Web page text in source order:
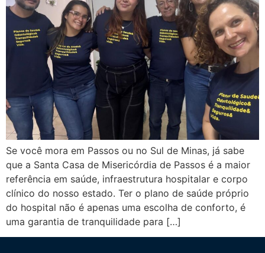
Se você mora em Passos ou no Sul de Minas, já sabe
que a Santa Casa de Misericórdia de Passos é a maior
referência em saúde, infraestrutura hospitalar e corpo
clínico do nosso estado. Ter o plano de saúde próprio
do hospital não é apenas uma escolha de conforto, é
uma garantia de tranquilidade para […]